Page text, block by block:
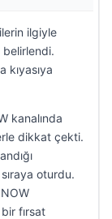
ilgiyle
belirlendi.
kıyasıya
kanalında
dikkat çekti.
oturdu.
NOW
fırsat